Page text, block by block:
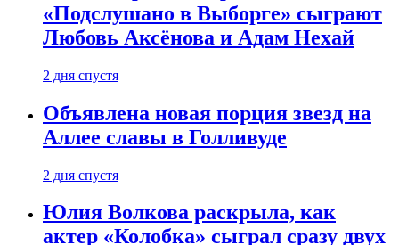
«Подслушано в Выборге» сыграют
Любовь Аксёнова и Адам Нехай
2 дня спустя
Объявлена новая порция звезд на
Аллее славы в Голливуде
2 дня спустя
Юлия Волкова раскрыла, как
актер «Колобка» сыграл сразу двух